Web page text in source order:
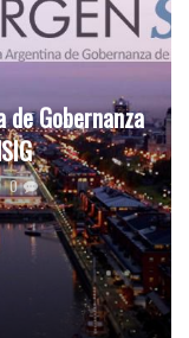
de Gobernanza
0